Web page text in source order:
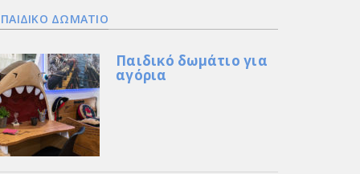
ΠΑΙΔΙΚΟ ΔΩΜΑΤΙΟ
Παιδικό δωμάτιο για
αγόρια